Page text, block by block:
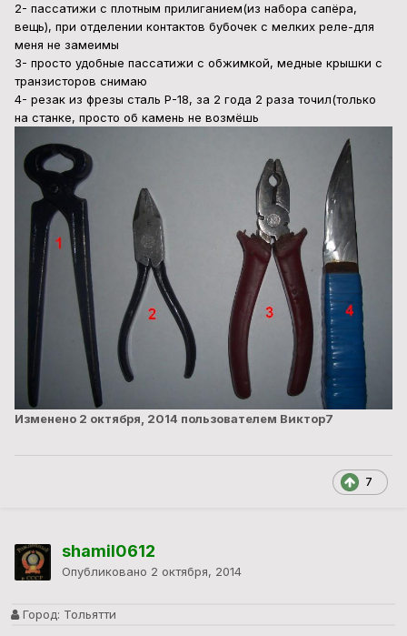
2- пассатижи с плотным прилиганием(из набора сапёра,
вещь), при отделении контактов бубочек с мелких реле-для
меня не замеимы
3- просто удобные пассатижи с обжимкой, медные крышки с
транзисторов снимаю
4- резак из фрезы сталь Р-18, за 2 года 2 раза точил(только
на станке, просто об камень не возмёшь
Изменено 2 октября, 2014 пользователем Виктор7
7
shamil0612
Опубликовано 2 октября, 2014
Город: Тольятти